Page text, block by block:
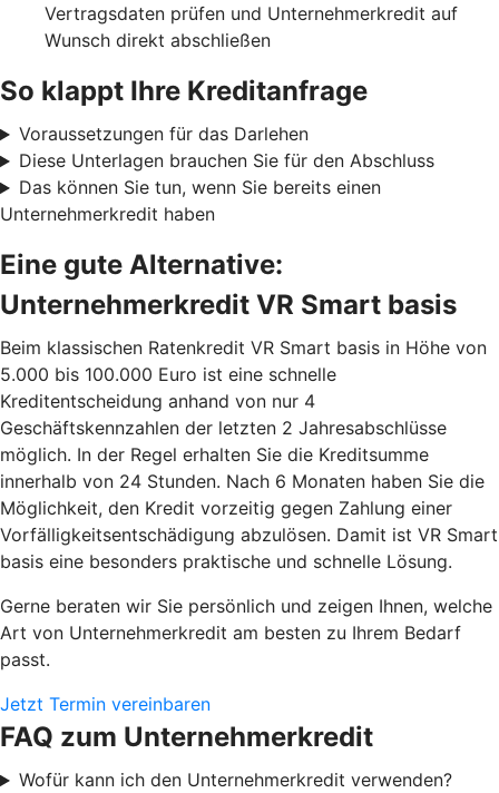
Vertragsdaten prüfen und Unternehmerkredit auf
Wunsch direkt abschließen
So klappt Ihre Kreditanfrage
Voraussetzungen für das Darlehen
Diese Unterlagen brauchen Sie für den Abschluss
Das können Sie tun, wenn Sie bereits einen
Unternehmerkredit haben
Eine gute Alternative:
Unternehmerkredit VR Smart basis
Beim klassischen Ratenkredit VR Smart basis in Höhe von
5.000 bis 100.000 Euro ist eine schnelle
Kreditentscheidung anhand von nur 4
Geschäftskennzahlen der letzten 2 Jahresabschlüsse
möglich. In der Regel erhalten Sie die Kreditsumme
innerhalb von 24 Stunden. Nach 6 Monaten haben Sie die
Möglichkeit, den Kredit vorzeitig gegen Zahlung einer
Vorfälligkeitsentschädigung abzulösen. Damit ist VR Smart
basis eine besonders praktische und schnelle Lösung.
Gerne beraten wir Sie persönlich und zeigen Ihnen, welche
Art von Unternehmerkredit am besten zu Ihrem Bedarf
passt.
Jetzt Termin vereinbaren
FAQ zum Unternehmerkredit
Wofür kann ich den Unternehmerkredit verwenden?